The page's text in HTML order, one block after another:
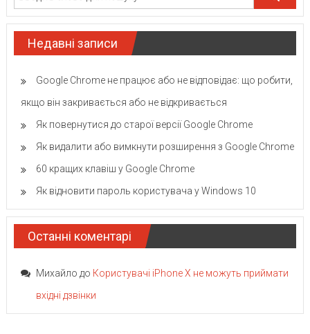
Недавні записи
Google Chrome не працює або не відповідає: що робити,
якщо він закривається або не відкривається
Як повернутися до старої версії Google Chrome
Як видалити або вимкнути розширення з Google Chrome
60 кращих клавіш у Google Chrome
Як відновити пароль користувача у Windows 10
Останні коментарі
Михайло до Користувачі iPhone X не можуть приймати
вхідні дзвінки